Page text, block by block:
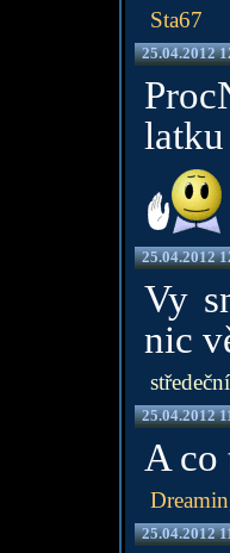
Sta67
25.04.2012
latku
25.04.2012
Vy
nic
středeční
25.04.2012
A co
25.04.2012